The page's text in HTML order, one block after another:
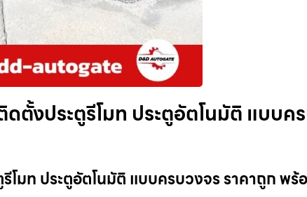
ตั้งประตูรีโมท ประตูอัตโนมัติ แบบค
มท ประตูอัตโนมัติ แบบครบวงจร ราคาถูก พร้